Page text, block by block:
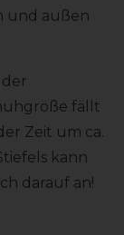
und außen
fällt
Zeit um ca.
kann
darauf an!